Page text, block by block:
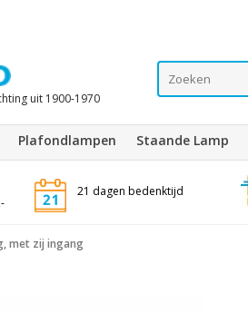
uit 1900-1970
Plafondlampen Staande Lamp
21 dagen bedenktijd
met zij ingang